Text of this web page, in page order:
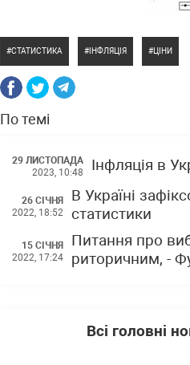
СТАТИСТИКА ІНФЛЯЦІЯ ЦІНИ
По темі
29 ЛИСТОПАДА
2023, 10:48
Інфляція в
26 СІЧНЯ
2022, 18:52
В Україні
статистики
15 СІЧНЯ
2022, 17:24
Питання про
риторичним, -
Всі головні